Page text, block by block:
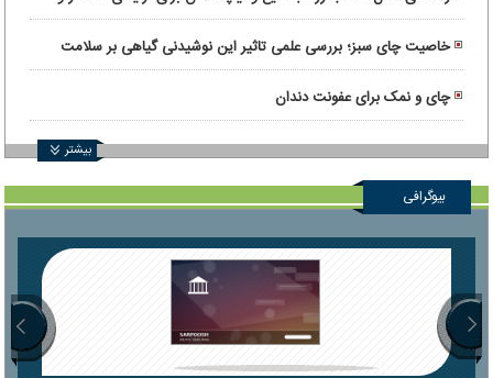
درخشان
خاصیت چای سبز؛ بررسی علمی تاثیر این نوشیدنی گیاهی بر سلامت
بدنچای و نمک برای عفونت دندان
بیشتر
بیوگرافی